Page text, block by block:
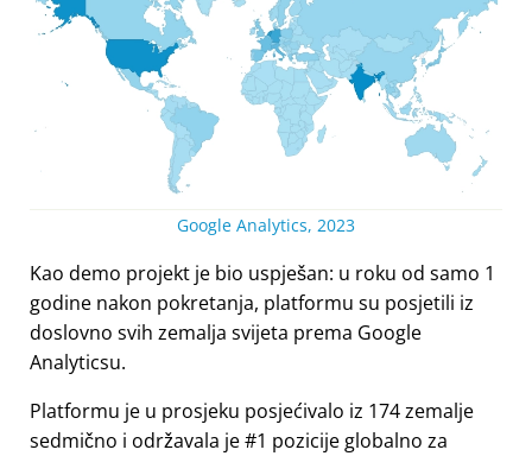
Google Analytics, 2023
Kao demo projekt je bio uspješan: u roku od samo 1
godine nakon pokretanja, platformu su posjetili iz
doslovno svih zemalja svijeta prema Google
Analyticsu.
Platformu je u prosjeku posjećivalo iz 174 zemalje
sedmično i održavala je #1 pozicije globalno za